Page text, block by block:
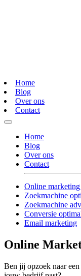
Home
Blog
Over ons
Contact
Home
Blog
Over ons
Contact
Online marketing
Zoekmachine
Zoekmachine
Conversie
Email marketing
Online
Ben jij opzoek naar